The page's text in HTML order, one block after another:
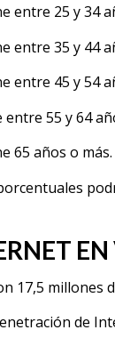
entre 25 y 34
entre 35 y 44
entre 45 y 54
55 y 64
65 años o más.
17,5 millones
de